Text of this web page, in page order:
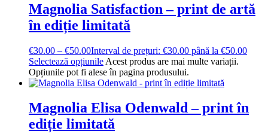
Magnolia Satisfaction – print de artă
în ediție limitată
€30.00 – €50.00Interval de prețuri: €30.00 până la €50.00
Selectează opțiunile Acest produs are mai multe variații.
Opțiunile pot fi alese în pagina produsului.
Magnolia Elisa Odenwald – print în
ediție limitată